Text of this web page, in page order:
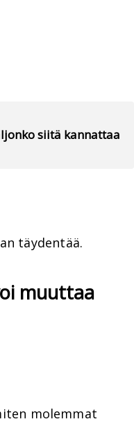
siitä kannattaa
täydentää.
muuttaa
molemmat